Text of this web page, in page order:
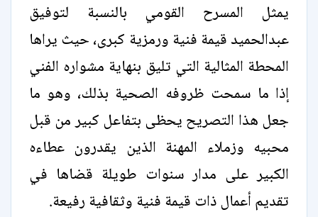
يمثل المسرح القومي بالنسبة لتوفيق
عبدالحميد قيمة فنية ورمزية كبرى، حيث يراها
المحطة المثالية التي تليق بنهاية مشواره الفني
إذا ما سمحت ظروفه الصحية بذلك، وهو ما
جعل هذا التصريح يحظى بتفاعل كبير من قبل
محبيه وزملاء المهنة الذين يقدرون عطاءه
الكبير على مدار سنوات طويلة قضاها في
تقديم أعمال ذات قيمة فنية وثقافية رفيعة.